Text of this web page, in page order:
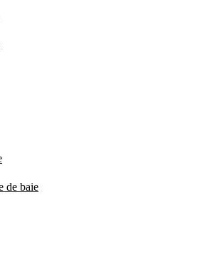
de baie